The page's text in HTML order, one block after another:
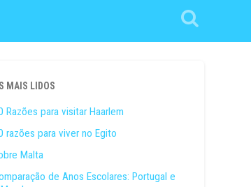
MAIS LIDOS
Razões para visitar Haarlem
razões para viver no Egito
Malta
de Anos Escolares: Portugal e